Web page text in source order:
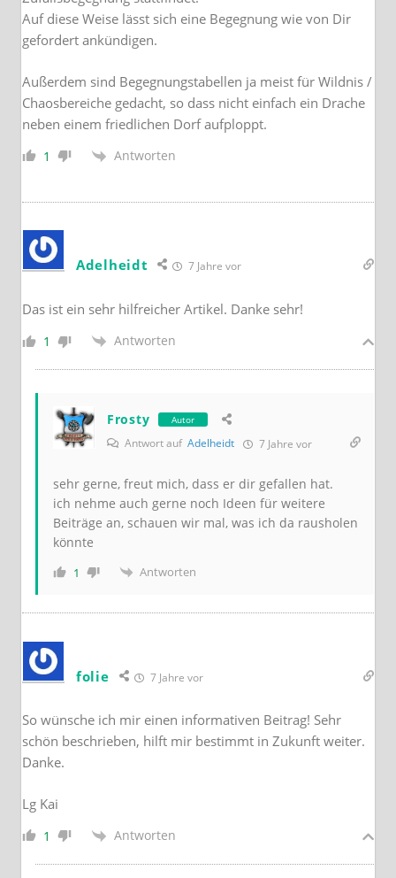
Auf diese Weise lässt sich eine Begegnung wie von Dir
gefordert ankündigen.
Außerdem sind Begegnungstabellen ja meist für Wildnis /
Chaosbereiche gedacht, so dass nicht einfach ein Drache
neben einem friedlichen Dorf aufploppt.
1 Antworten
Adelheidt 7 Jahre vor
Das ist ein sehr hilfreicher Artikel. Danke sehr!
1 Antworten
Frosty Autor
Antwort auf Adelheidt 7 Jahre vor
sehr gerne, freut mich, dass er dir gefallen hat.
ich nehme auch gerne noch Ideen für weitere
Beiträge an, schauen wir mal, was ich da rausholen
könnte
1 Antworten
folie 7 Jahre vor
So wünsche ich mir einen informativen Beitrag! Sehr
schön beschrieben, hilft mir bestimmt in Zukunft weiter.
Danke.
Lg Kai
1 Antworten